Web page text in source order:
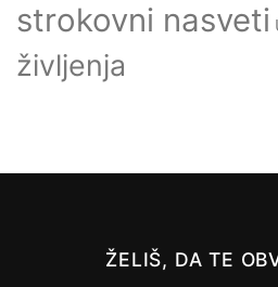
strokovni nasveti
življenja
ŽELIŠ, DA TE